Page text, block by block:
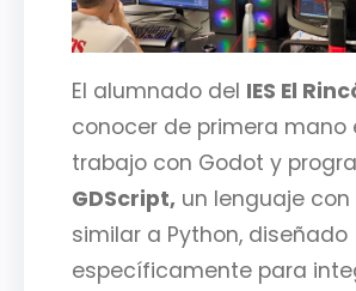
El alumnado del IES El
conocer de primera mano
trabajo con Godot y
GDScript, un lenguaje con
similar a Python, diseñado
específicamente para